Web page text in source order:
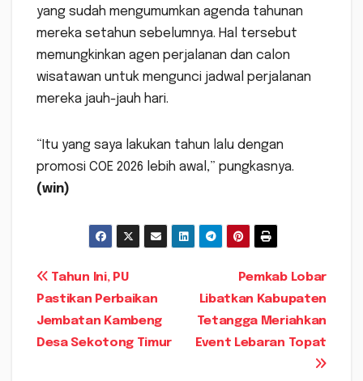
yang sudah mengumumkan agenda tahunan
mereka setahun sebelumnya. Hal tersebut
memungkinkan agen perjalanan dan calon
wisatawan untuk mengunci jadwal perjalanan
mereka jauh-jauh hari.
“Itu yang saya lakukan tahun lalu dengan
promosi COE 2026 lebih awal,” pungkasnya.
(win)
Navigasi
pos
Pemkab Lobar
Libatkan Kabupaten
Tetangga Meriahkan
Event Lebaran Topat
Tahun Ini, PU
Pastikan Perbaikan
Jembatan Kambeng
Desa Sekotong Timur